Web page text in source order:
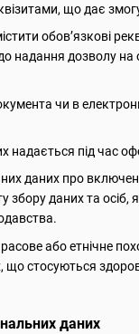
що дає
обов’язкові
надання дозволу на
чи в
надається під час
даних про
збору даних та
або етнічне
стосуються
даних